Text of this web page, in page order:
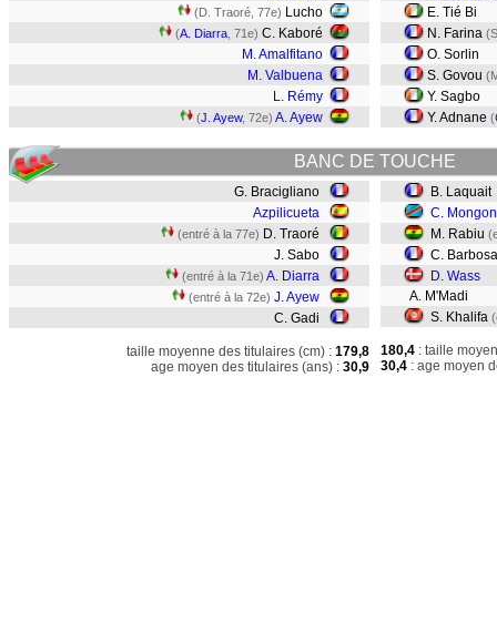
(D. Traoré, 77e) Lucho
(A. Diarra , 71e) C. Kaboré
M. Amalfitano
M. Valbuena
L. Rémy
(J. Ayew, 72e) A. Ayew
E. Tié Bi
N. Farina
O. Sorlin
S. Govou
Y. Sagbo
Y. Adnane (
BANC DE TOUCHE
G. Bracigliano
Azpilicueta
(entré à la 77e) D. Traoré
J. Sabo
(entré à la 71e) A. Diarra
(entré à la 72e) J. Ayew
C. Gadi
taille moyenne des titulaires (cm) : 179,8
age moyen des titulaires (ans) : 30,9
B. Laquait
C.
M. Rabiu
C. Barbosa
D. Wass
A. M'Madi
S. Khalifa
180,4 : taille
30,4 : age moyen